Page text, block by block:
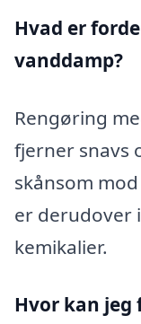
Hvad er
vanddamp?
Rengøring
fjerner snavs
skånsom
er derudover
kemikalier.
Hvor kan